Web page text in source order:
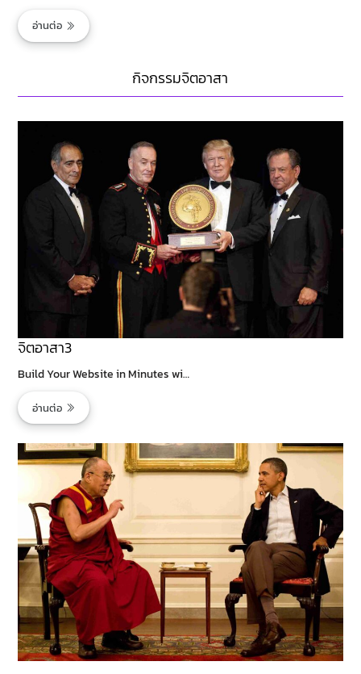
อ่านต่อ
กิจกรรมจิตอาสา
จิตอาสา3
Build Your Website in Minutes wi…
อ่านต่อ